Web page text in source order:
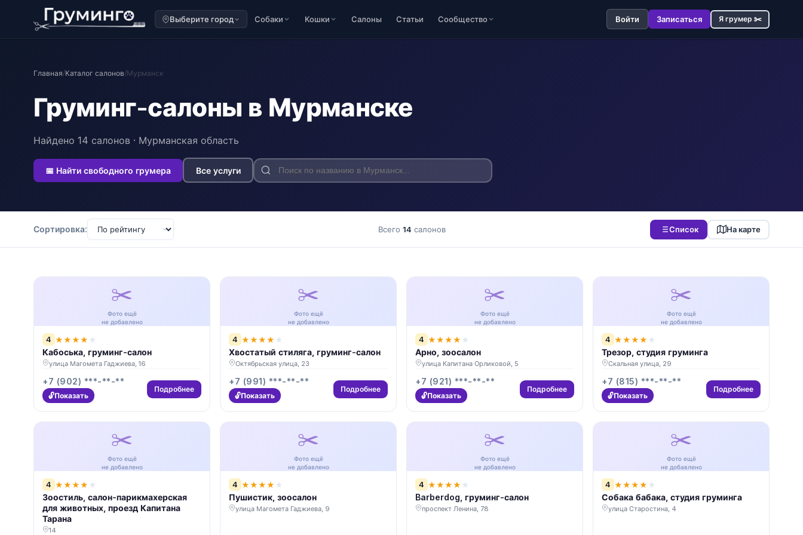
Выберите город Собаки Кошки Салоны Статьи Сообщество Войти Записаться Я грумер ✂️
Главная/Каталог салонов/Мурманск
Груминг-салоны в Мурманске
Найдено 14 салонов · Мурманская область
📅 Найти свободного грумера Все услуги
Сортировка: Всего 14 салонов Список На карте
✂️
Фото ещё
не добавлено
4 ★★★★ ★
Кабоська, груминг-салон
улица Магомета Гаджиева, 16
+7 (902) ***-**-**
Показать
Подробнее
✂️
Фото ещё
не добавлено
4 ★★★★ ★
Хвостатый стиляга, груминг-салон
Октябрьская улица, 23
+7 (991) ***-**-**
Показать
Подробнее
✂️
Фото ещё
не добавлено
4 ★★★★ ★
Арно, зоосалон
улица Капитана Орликовой, 5
+7 (921) ***-**-**
Показать
Подробнее
✂️
Фото ещё
не добавлено
4 ★★★★ ★
Трезор, студия груминга
Скальная улица, 29
+7 (815) ***-**-**
Показать
Подробнее
✂️
Фото ещё
не добавлено
4 ★★★★ ★
Зоостиль, салон-парикмахерская
для животных, проезд Капитана
Тарана
14
✂️
Фото ещё
не добавлено
4 ★★★★ ★
Пушистик, зоосалон
улица Магомета Гаджиева, 9
✂️
Фото ещё
не добавлено
4 ★★★★ ★
Barberdog, груминг-салон
проспект Ленина, 78
✂️
Фото ещё
не добавлено
4 ★★★★ ★
Собака бабака, студия груминга
улица Старостина, 4